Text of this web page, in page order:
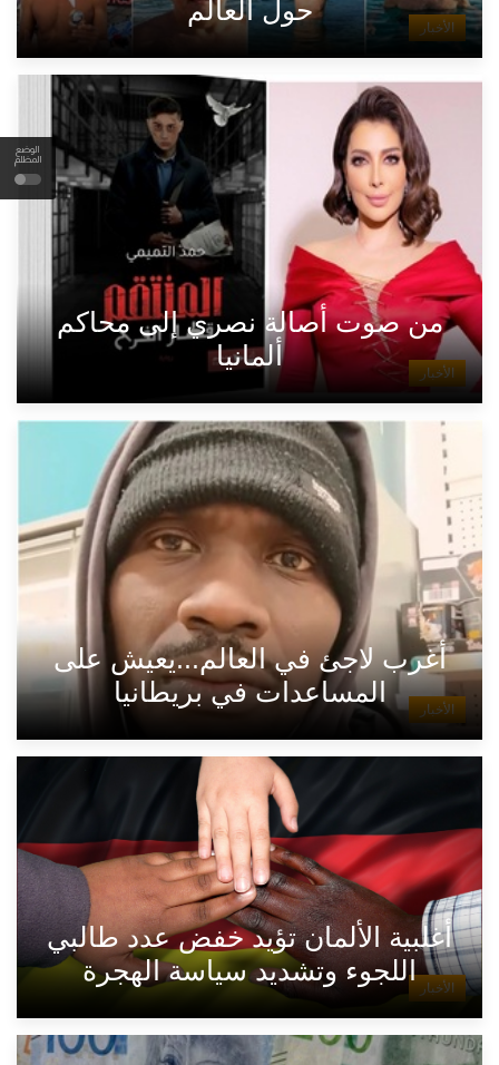
الوضع
المظلم
الأخبار
حول العالم
الأخبار
من صوت أصالة نصري إلى محاكم
ألمانيا
الأخبار
أغرب لاجئ في العالم...يعيش على
المساعدات في بريطانيا
الأخبار
أغلبية الألمان تؤيد خفض عدد طالبي
اللجوء وتشديد سياسة الهجرة